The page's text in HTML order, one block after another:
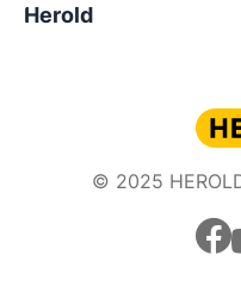
Herold
© 2025